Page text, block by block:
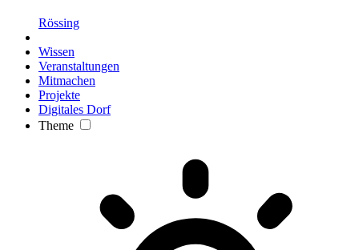
Rössing
Wissen
Veranstaltungen
Mitmachen
Projekte
Digitales Dorf
Theme